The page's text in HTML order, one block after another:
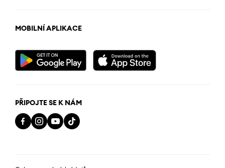
MOBILNÍ APLIKACE
PŘIPOJTE SE K NÁM